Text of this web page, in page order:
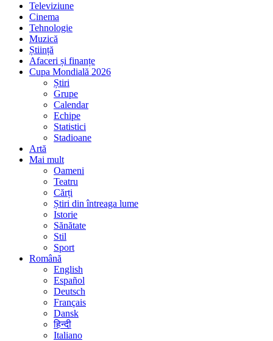
Televiziune
Cinema
Tehnologie
Muzică
Știință
Afaceri și finanțe
Cupa Mondială 2026
Știri
Grupe
Calendar
Echipe
Statistici
Stadioane
Artă
Mai mult
Oameni
Teatru
Cărți
Știri din întreaga lume
Istorie
Sănătate
Stil
Sport
Română
English
Español
Deutsch
Français
Dansk
हिन्दी
Italiano